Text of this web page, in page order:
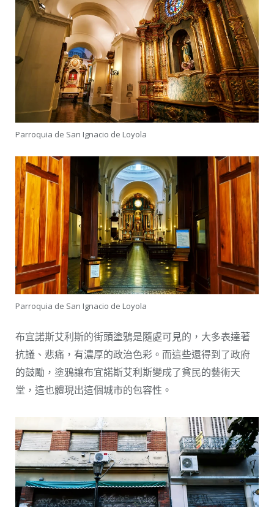
Parroquia de San Ignacio de Loyola
Parroquia de San Ignacio de Loyola
布宜諾斯艾利斯的街頭塗鴉是隨處可見的，大多表達著
抗議、悲痛，有濃厚的政治色彩。而這些還得到了政府
的鼓勵，塗鴉讓布宜諾斯艾利斯變成了貧民的藝術天
堂，這也體現出這個城市的包容性。